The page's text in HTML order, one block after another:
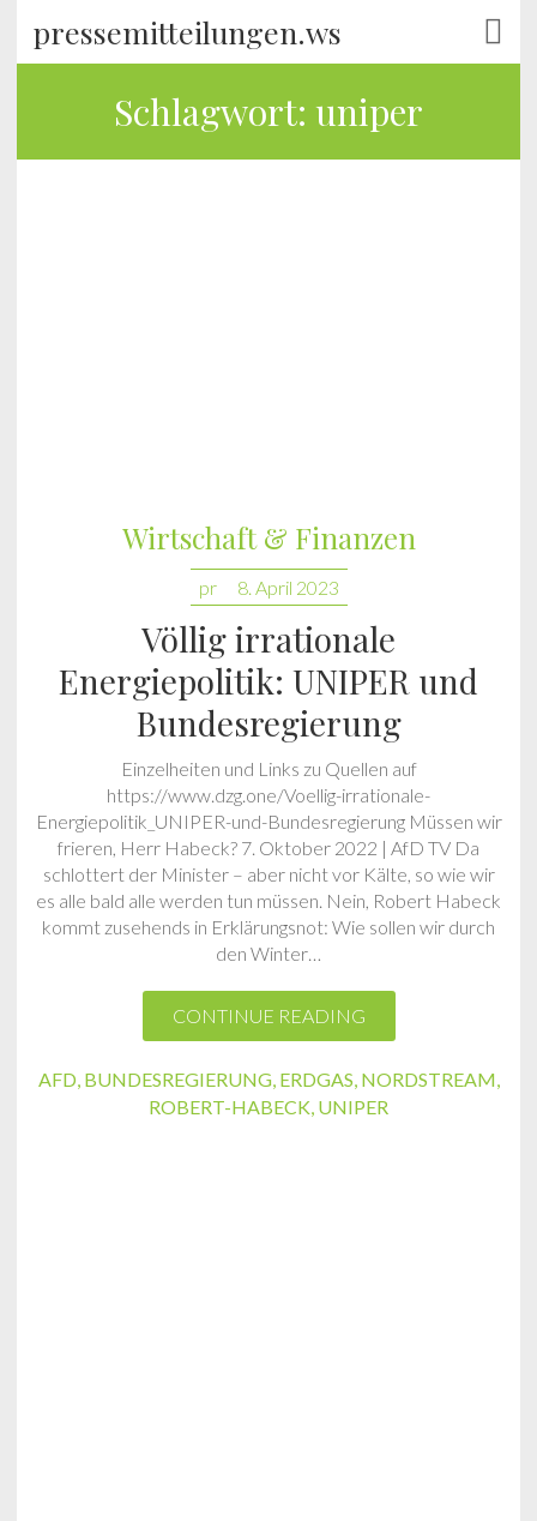
pressemitteilungen.ws
Schlagwort: uniper
Wirtschaft & Finanzen
pr 8. April 2023
Völlig irrationale
Energiepolitik: UNIPER und
Bundesregierung
Einzelheiten und Links zu Quellen auf
https://www.dzg.one/Voellig-irrationale-
Energiepolitik_UNIPER-und-Bundesregierung Müssen wir
frieren, Herr Habeck? 7. Oktober 2022 | AfD TV Da
schlottert der Minister – aber nicht vor Kälte, so wie wir
es alle bald alle werden tun müssen. Nein, Robert Habeck
kommt zusehends in Erklärungsnot: Wie sollen wir durch
den Winter…
CONTINUE READING
AFD, BUNDESREGIERUNG, ERDGAS, NORDSTREAM,
ROBERT-HABECK, UNIPER